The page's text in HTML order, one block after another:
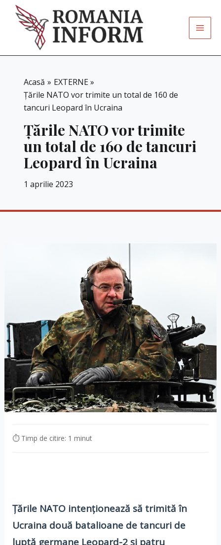
content
Acasă
EXTERNE
Țările NATO vor trimite un total de 160 de
tancuri Leopard în Ucraina
Țările NATO vor trimite
un total de 160 de tancuri
Leopard în Ucraina
1 aprilie 2023
⏱ Timp de citire: 1 minut
Țările NATO intenționează să trimită în
Ucraina două batalioane de tancuri de
luptă germane Leopard-2 și patru